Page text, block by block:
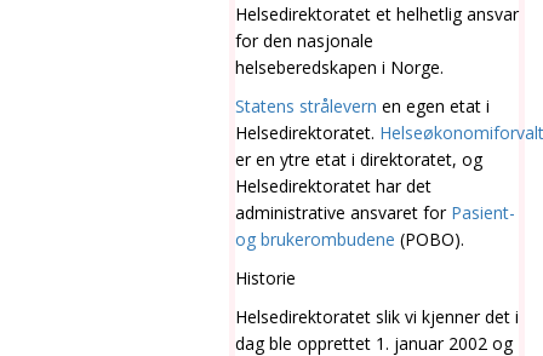
Helsedirektoratet et helhetlig ansvar
for den nasjonale
helseberedskapen i Norge.
Statens strålevern en egen etat i
Helsedirektoratet.
er en ytre etat i direktoratet, og
Helsedirektoratet har det
administrative ansvaret for Pasient-
og brukerombudene (POBO).
Historie
Helsedirektoratet slik vi kjenner det i
dag ble opprettet 1. januar 2002 og